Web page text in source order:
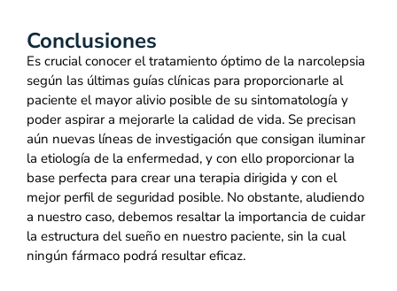
Conclusiones
Es crucial conocer el tratamiento óptimo de la narcolepsia
según las últimas guías clínicas para proporcionarle al
paciente el mayor alivio posible de su sintomatología y
poder aspirar a mejorarle la calidad de vida. Se precisan
aún nuevas líneas de investigación que consigan iluminar
la etiología de la enfermedad, y con ello proporcionar la
base perfecta para crear una terapia dirigida y con el
mejor perfil de seguridad posible. No obstante, aludiendo
a nuestro caso, debemos resaltar la importancia de cuidar
la estructura del sueño en nuestro paciente, sin la cual
ningún fármaco podrá resultar eficaz.